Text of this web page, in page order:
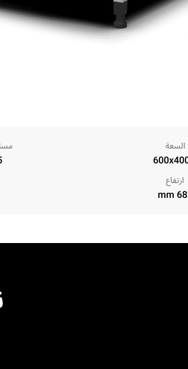
السعة
ارتفاع
682